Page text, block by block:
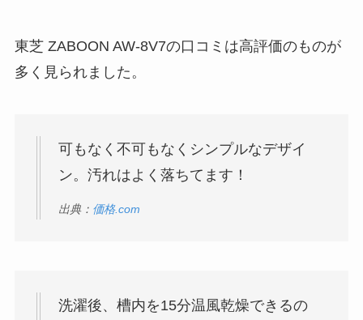
東芝 ZABOON AW-8V7の口コミは高評価のものが
多く見られました。
可もなく不可もなくシンプルなデザイ
ン。汚れはよく落ちてます！
出典： 価格.com
洗濯後、槽内を15分温風乾燥できるの